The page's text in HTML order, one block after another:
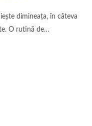
dimineața, în câteva
O rutină de…